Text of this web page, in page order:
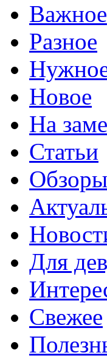
Важное
Разное
Новое
На
Статьи
Обзоры
Для
Свежее